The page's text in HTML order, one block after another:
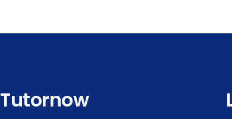
Tutornow